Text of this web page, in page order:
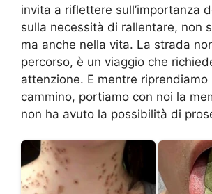
invita a riflettere sull’importanza
sulla necessità di rallentare, non
ma anche nella vita. La strada
percorso, è un viaggio che
attenzione. E mentre riprendiamo
cammino, portiamo con noi la
non ha avuto la possibilità di